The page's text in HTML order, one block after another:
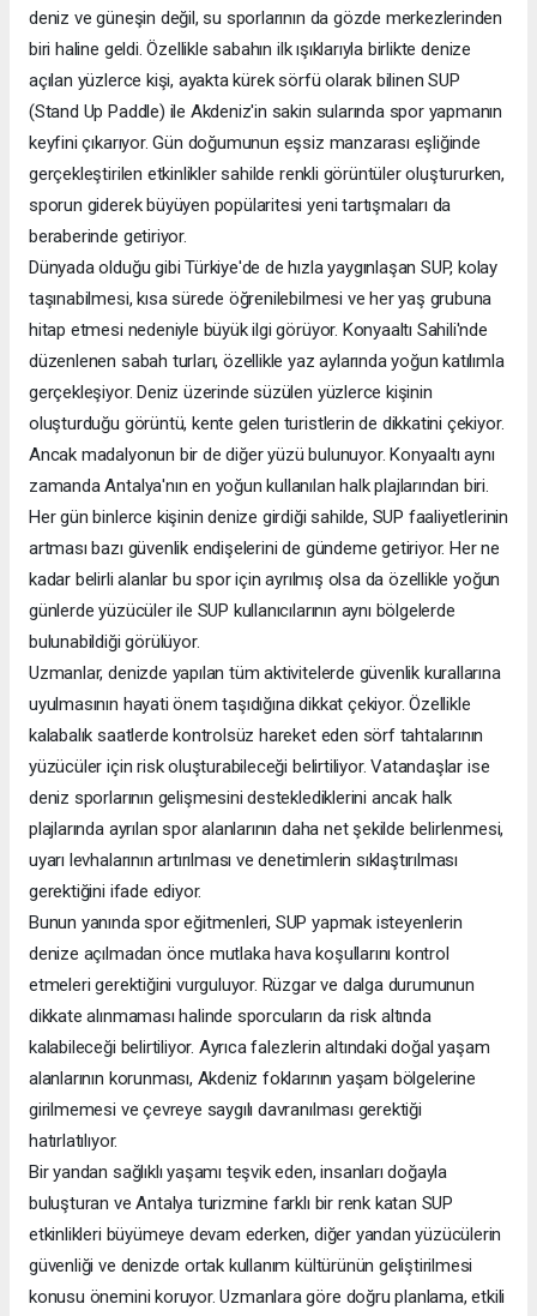
deniz ve güneşin değil, su sporlarının da gözde merkezlerinden
biri haline geldi. Özellikle sabahın ilk ışıklarıyla birlikte denize
açılan yüzlerce kişi, ayakta kürek sörfü olarak bilinen SUP
(Stand Up Paddle) ile Akdeniz'in sakin sularında spor yapmanın
keyfini çıkarıyor. Gün doğumunun eşsiz manzarası eşliğinde
gerçekleştirilen etkinlikler sahilde renkli görüntüler oluştururken,
sporun giderek büyüyen popülaritesi yeni tartışmaları da
beraberinde getiriyor.
Dünyada olduğu gibi Türkiye'de de hızla yaygınlaşan SUP, kolay
taşınabilmesi, kısa sürede öğrenilebilmesi ve her yaş grubuna
hitap etmesi nedeniyle büyük ilgi görüyor. Konyaaltı Sahili'nde
düzenlenen sabah turları, özellikle yaz aylarında yoğun katılımla
gerçekleşiyor. Deniz üzerinde süzülen yüzlerce kişinin
oluşturduğu görüntü, kente gelen turistlerin de dikkatini çekiyor.
Ancak madalyonun bir de diğer yüzü bulunuyor. Konyaaltı aynı
zamanda Antalya'nın en yoğun kullanılan halk plajlarından biri.
Her gün binlerce kişinin denize girdiği sahilde, SUP faaliyetlerinin
artması bazı güvenlik endişelerini de gündeme getiriyor. Her ne
kadar belirli alanlar bu spor için ayrılmış olsa da özellikle yoğun
günlerde yüzücüler ile SUP kullanıcılarının aynı bölgelerde
bulunabildiği görülüyor.
Uzmanlar, denizde yapılan tüm aktivitelerde güvenlik kurallarına
uyulmasının hayati önem taşıdığına dikkat çekiyor. Özellikle
kalabalık saatlerde kontrolsüz hareket eden sörf tahtalarının
yüzücüler için risk oluşturabileceği belirtiliyor. Vatandaşlar ise
deniz sporlarının gelişmesini desteklediklerini ancak halk
plajlarında ayrılan spor alanlarının daha net şekilde belirlenmesi,
uyarı levhalarının artırılması ve denetimlerin sıklaştırılması
gerektiğini ifade ediyor.
Bunun yanında spor eğitmenleri, SUP yapmak isteyenlerin
denize açılmadan önce mutlaka hava koşullarını kontrol
etmeleri gerektiğini vurguluyor. Rüzgar ve dalga durumunun
dikkate alınmaması halinde sporcuların da risk altında
kalabileceği belirtiliyor. Ayrıca falezlerin altındaki doğal yaşam
alanlarının korunması, Akdeniz foklarının yaşam bölgelerine
girilmemesi ve çevreye saygılı davranılması gerektiği
hatırlatılıyor.
Bir yandan sağlıklı yaşamı teşvik eden, insanları doğayla
buluşturan ve Antalya turizmine farklı bir renk katan SUP
etkinlikleri büyümeye devam ederken, diğer yandan yüzücülerin
güvenliği ve denizde ortak kullanım kültürünün geliştirilmesi
konusu önemini koruyor. Uzmanlara göre doğru planlama, etkili